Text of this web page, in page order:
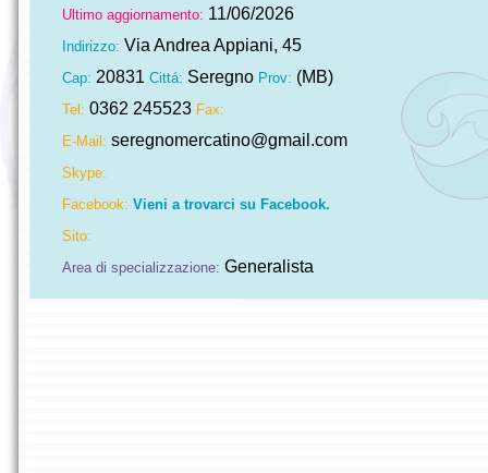
Ultimo aggiornamento: 11/06/2026
Indirizzo: Via Andrea Appiani, 45
Cap: 20831 Cittá: Seregno Prov: (MB)
Tel: 0362 245523 Fax:
E-Mail: seregnomercatino@gmail.com
Skype:
Facebook: Vieni a trovarci su Facebook.
Sito:
Area di specializzazione: Generalista